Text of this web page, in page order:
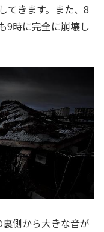
てきます。また、8
9時に完全に崩壊し
側から大きな音が